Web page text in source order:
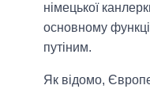
німецької
основному
путіним.
Як відомо,